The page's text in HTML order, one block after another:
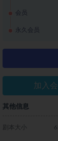
会员
永久会员
加入
其他信息
剧本大小